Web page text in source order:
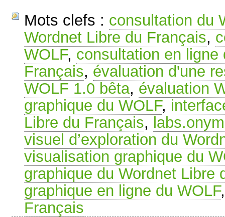
Mots clefs : consultation du
Wordnet Libre du Français,
WOLF, consultation en ligne
Français, évaluation d'une
WOLF 1.0 bêta, évaluation
graphique du WOLF,
Libre du Français,
visuel d’exploration du
visualisation graphique du
graphique du Wordnet Libre
graphique en ligne du WOLF
Français